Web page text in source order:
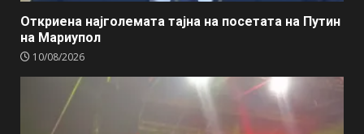
Откриена најголемата тајна на посетата на Путин
на Мариупол
10/08/2026